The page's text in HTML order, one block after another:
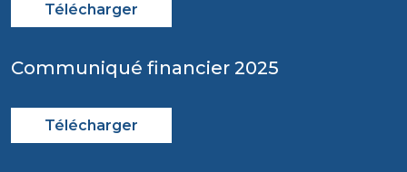
Télécharger
Communiqué financier 2025
Télécharger